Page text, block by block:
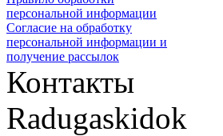
персональной информации
Согласие на обработку
персональной информации и
получение рассылок
Контакты
Radugaskidok